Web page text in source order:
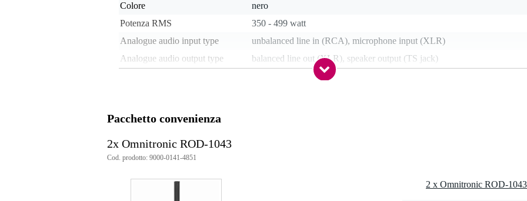
Colore
nero
Potenza RMS
350 - 499 watt
Analogue audio input type
unbalanced line in (RCA), microphone input (XLR)
Analogue audio output type
balanced line out (XLR), speaker output (TS jack)
Dimensioni(imballaggio incluso)
Specifiche
Pacchetto convenienza
2x Omnitronic ROD-1043
Cod. prodotto: 9000-0141-4851
2 x Omnitronic ROD-